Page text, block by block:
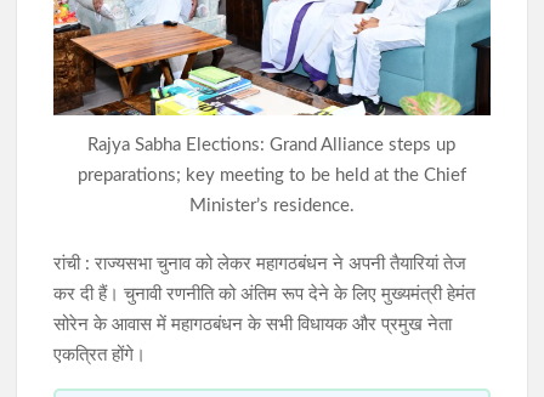
नामकुम में कांग्रेस का मिलन समारोह, विभिन्न दलों के दर्जनों नेताओं-
कार्यकर्ताओं ने थामा पार्टी का दामन
सात साल बाद भी नहीं खुला केरसई का कस्तूरबा विद्यालय, अधूरे भवन से
Rajya Sabha Elections: Grand Alliance steps up
preparations; key meeting to be held at the Chief
Minister’s residence.
रांची : राज्यसभा चुनाव को लेकर महागठबंधन ने अपनी तैयारियां तेज
कर दी हैं। चुनावी रणनीति को अंतिम रूप देने के लिए मुख्यमंत्री हेमंत
सोरेन के आवास में महागठबंधन के सभी विधायक और प्रमुख नेता
एकत्रित होंगे।